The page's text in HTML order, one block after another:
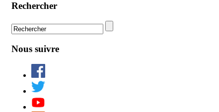
Rechercher
Nous suivre